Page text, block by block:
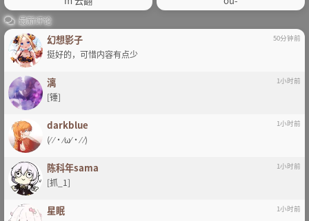
最新评论
幻想影子 50分钟前
挺好的，可惜内容有点少
漓 1小时前
[锤]
darkblue 1小时前
(⁄ ⁄•⁄ω⁄•⁄ ⁄)
陈科年sama 1小时前
[抓_1]
星眠 1小时前